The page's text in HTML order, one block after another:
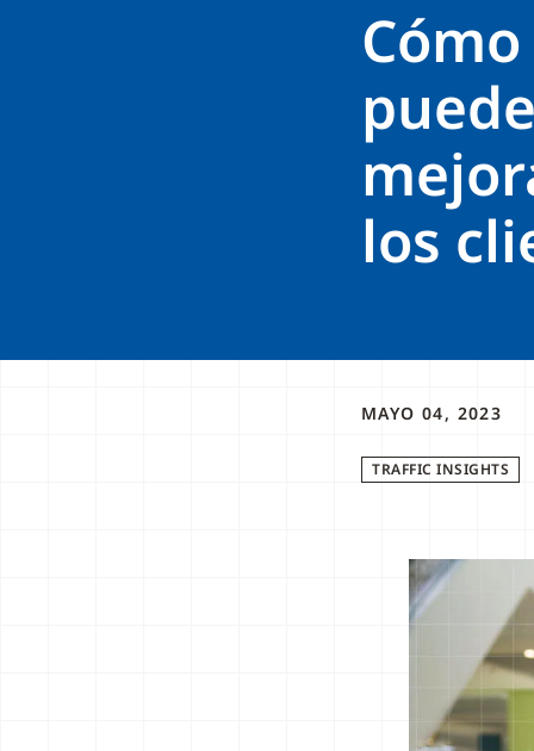
los
MAYO 04, 2023
TRAFFIC INSIGHTS